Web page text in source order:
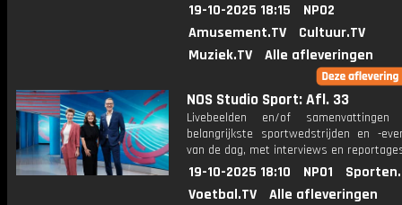
19-10-2025 18:15
NPO2
Amusement.TV
Cultuur.TV
Muziek.TV
Alle afleveringen
NOS Studio Sport: Afl. 33
Livebeelden en/of
belangrijkste sportwedstrijden en -
van de dag, met interviews en
19-10-2025 18:10 NPO1
Voetbal.TV
Alle afleveringen